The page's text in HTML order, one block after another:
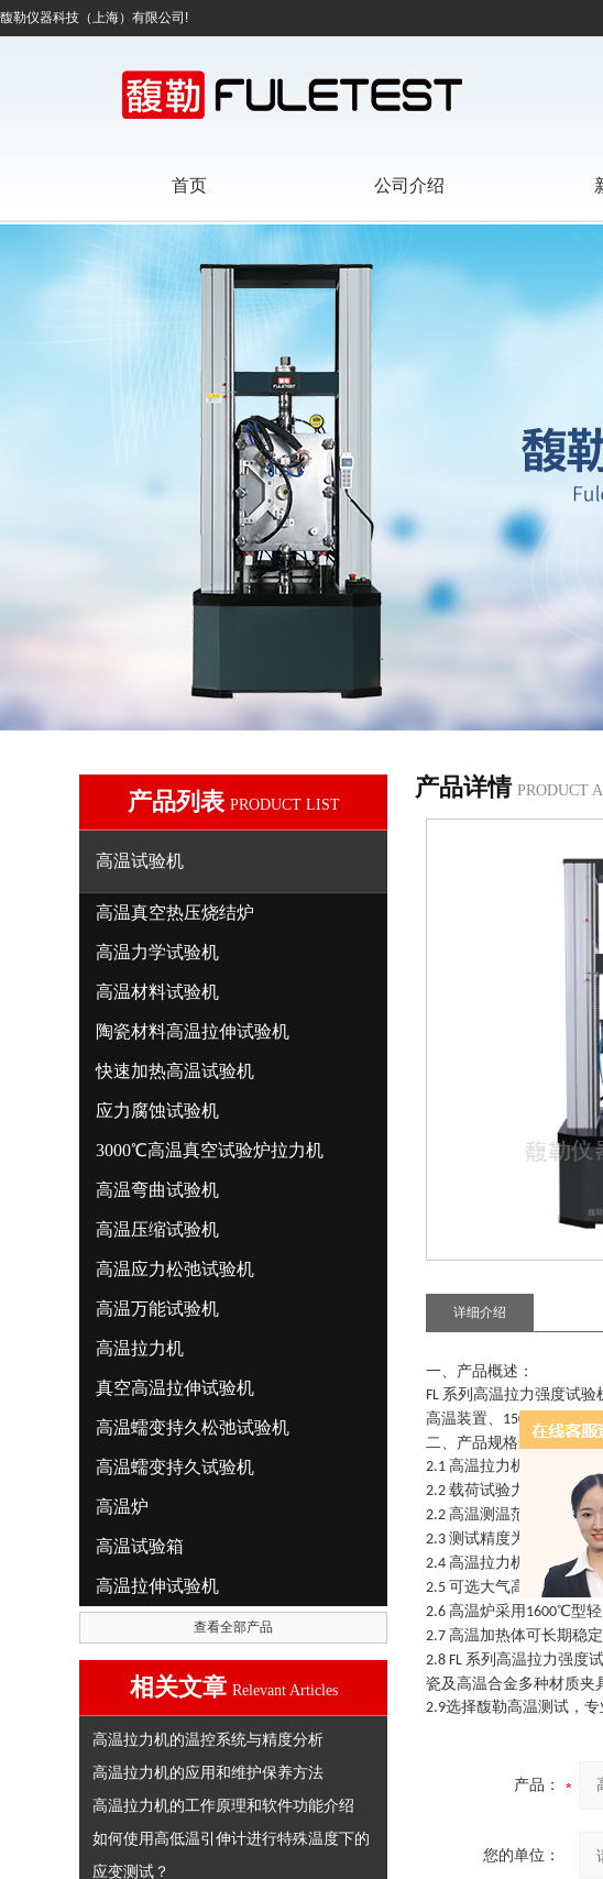
馥勒仪器科技（上海）有限公司!
首页 公司介绍
产品列表 PRODUCT LIST
高温试验机
高温真空热压烧结炉
高温力学试验机
高温材料试验机
陶瓷材料高温拉伸试验机
快速加热高温试验机
应力腐蚀试验机
3000℃高温真空试验炉拉力机
高温弯曲试验机
高温压缩试验机
高温应力松弛试验机
高温万能试验机
高温拉力机
真空高温拉伸试验机
高温蠕变持久松弛试验机
高温蠕变持久试验机
高温炉
高温试验箱
高温拉伸试验机
查看全部产品
相关文章 Relevant Articles
高温拉力机的温控系统与精度分析
高温拉力机的应用和维护保养方法
高温拉力机的工作原理和软件功能介绍
如何使用高低温引伸计进行特殊温度下的
应变测试？
产品详情 PRODUCT
详细介绍
一、产品概述：
FL 系列 高温拉力强度试验
高温装置、 1500
度加热
二、产品规格选型：
2.1 高温拉力机规格型号
2.2 载荷试验力选择：
2.2 高温测温范围选择：
2.3 测试精度为± 测
2.4 高温拉力机可以选择
2.5 可选大气高温装置、
2.6 高温炉采用 1600℃型轻
2.7 高温加热体可长期稳
2.8 FL 系列 高温拉力强度
瓷及高温合金多种材质夹
2.9选择馥勒高温测试，专
产品：
您的单位：